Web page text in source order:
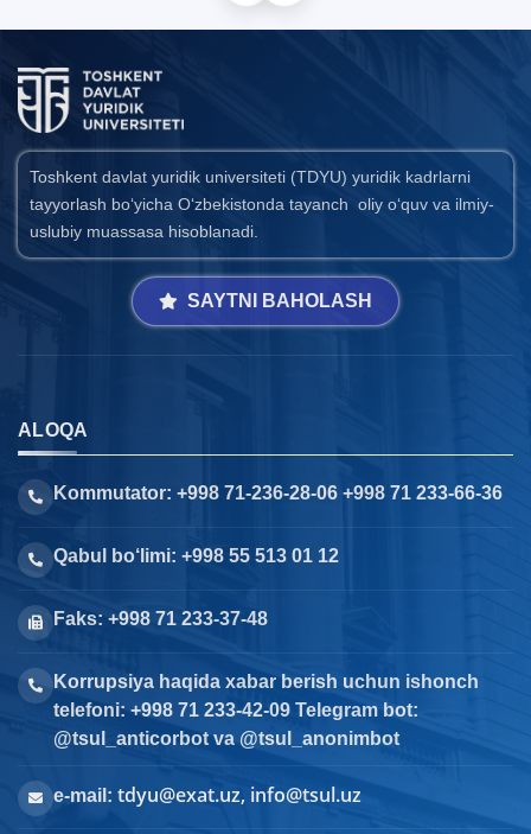
Toshkent davlat yuridik universiteti (TDYU) yuridik kadrlarni
tayyorlash bo‘yicha O‘zbekistonda tayanch oliy o‘quv va ilmiy-
uslubiy muassasa hisoblanadi.
SAYTNI BAHOLASH
ALOQA
Kommutator: +998 71-236-28-06 +998 71 233-66-36
Qabul bo‘limi: +998 55 513 01 12
Faks: +998 71 233-37-48
Korrupsiya haqida xabar berish uchun ishonch
telefoni: +998 71 233-42-09 Telegram bot:
@tsul_anticorbot va @tsul_anonimbot
e-mail: tdyu@exat.uz, info@tsul.uz